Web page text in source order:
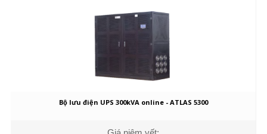
Bộ lưu điện UPS 300kVA online - ATLAS 5300